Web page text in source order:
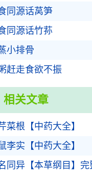
同源话莴笋
同源话竹荪
小排骨
赶走食欲不振
相关文章
菜根【中药大全】
李实【中药大全】
同异【本草纲目】完